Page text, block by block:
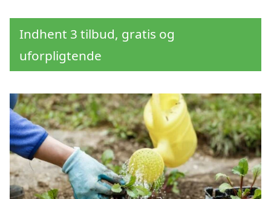
Indhent 3 tilbud, gratis og
uforpligtende